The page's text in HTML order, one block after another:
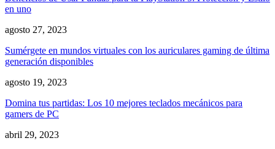
en uno
agosto 27, 2023
Sumérgete en mundos virtuales con los auriculares gaming de última
generación disponibles
agosto 19, 2023
Domina tus partidas: Los 10 mejores teclados mecánicos para
gamers de PC
abril 29, 2023